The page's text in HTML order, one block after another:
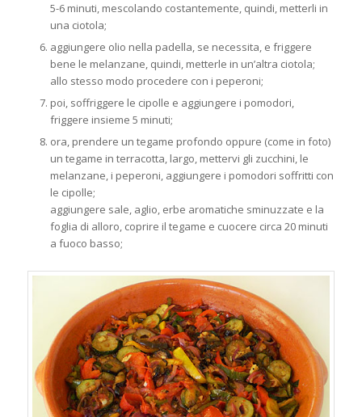
5-6 minuti, mescolando costantemente, quindi, metterli in
una ciotola;
aggiungere olio nella padella, se necessita, e friggere
bene le melanzane, quindi, metterle in un’altra ciotola;
allo stesso modo procedere con i peperoni;
poi, soffriggere le cipolle e aggiungere i pomodori,
friggere insieme 5 minuti;
ora, prendere un tegame profondo oppure (come in foto)
un tegame in terracotta, largo, mettervi gli zucchini, le
melanzane, i peperoni, aggiungere i pomodori soffritti con
le cipolle;
aggiungere sale, aglio, erbe aromatiche sminuzzate e la
foglia di alloro, coprire il tegame e cuocere circa 20 minuti
a fuoco basso;